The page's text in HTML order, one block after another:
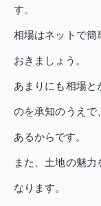
す。
相場はネットで簡
おきましょう。
あまりにも相場と
のを承知のうえで
あるからです。
また、土地の魅力
なります。